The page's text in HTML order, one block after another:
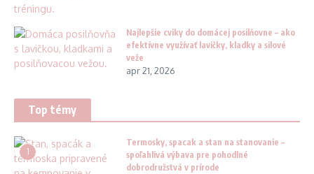
Najlepšie cviky do domácej posilňovne – ako
efektívne využívať lavičky, kladky a silové
veže
apr 21, 2026
Top témy
1
Termosky, spacak a stan na stanovanie –
spoľahlivá výbava pre pohodlné
dobrodružstvá v prírode